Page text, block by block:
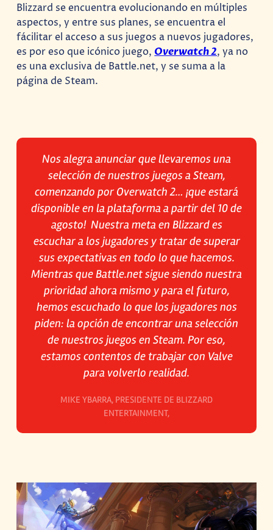
Blizzard se encuentra evolucionando en múltiples
aspectos, y entre sus planes, se encuentra el
fácilitar el acceso a sus juegos a nuevos jugadores,
es por eso que icónico juego, Overwatch 2, ya no
es una exclusiva de Battle.net, y se suma a la
página de Steam.
Nos alegra anunciar que llevaremos una
selección de nuestros juegos a Steam,
comenzando por Overwatch 2… ¡que estará
disponible en la plataforma a partir del 10 de
agosto! ​ Nuestra meta en Blizzard es
escuchar a los jugadores y tratar de superar
sus expectativas en todo lo que hacemos.
Mientras que Battle.net sigue siendo nuestra
prioridad ahora mismo y para el futuro,
hemos escuchado lo que los jugadores nos
piden: la opción de encontrar una selección
de nuestros juegos en Steam. Por eso,
estamos contentos de trabajar con Valve
para volverlo realidad.
MIKE YBARRA, PRESIDENTE DE BLIZZARD
ENTERTAINMENT,